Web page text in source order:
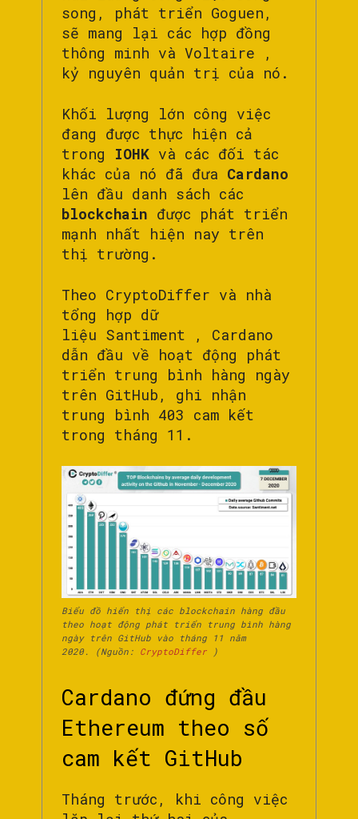
song, phát triển Goguen,
sẽ mang lại các hợp đồng
thông minh và Voltaire ,
kỷ nguyên quản trị của nó.
Khối lượng lớn công việc
đang được thực hiện cả
trong IOHK và các đối tác
khác của nó đã đưa Cardano
lên đầu danh sách các
blockchain được phát triển
mạnh nhất hiện nay trên
thị trường.
Theo CryptoDiffer và nhà
tổng hợp dữ
liệu Santiment , Cardano
dẫn đầu về hoạt động phát
triển trung bình hàng ngày
trên GitHub, ghi nhận
trung bình 403 cam kết
trong tháng 11.
Biểu đồ hiển thị các blockchain hàng đầu
theo hoạt động phát triển trung bình hàng
ngày trên GitHub vào tháng 11 năm
2020.
(Nguồn: CryptoDiffer )
Cardano đứng đầu
Ethereum theo số
cam kết GitHub
Tháng trước, khi công việc